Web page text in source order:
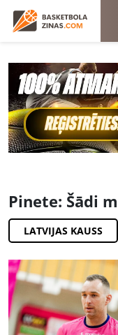
Pinete: Šādi
LATVIJAS KAUSS